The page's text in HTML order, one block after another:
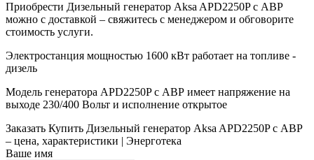
Приобрести Дизельный генератор Aksa APD2250P с АВР
можно с доставкой – свяжитесь с менеджером и обговорите
стоимость услуги.
Электростанция мощностью 1600 кВт работает на топливе -
дизель
Модель генератора APD2250P с АВР имеет напряжение на
выходе 230/400 Вольт и исполнение открытое
Заказать Купить Дизельный генератор Aksa APD2250P с АВР
– цена, характеристики | Энерготека
Ваше имя